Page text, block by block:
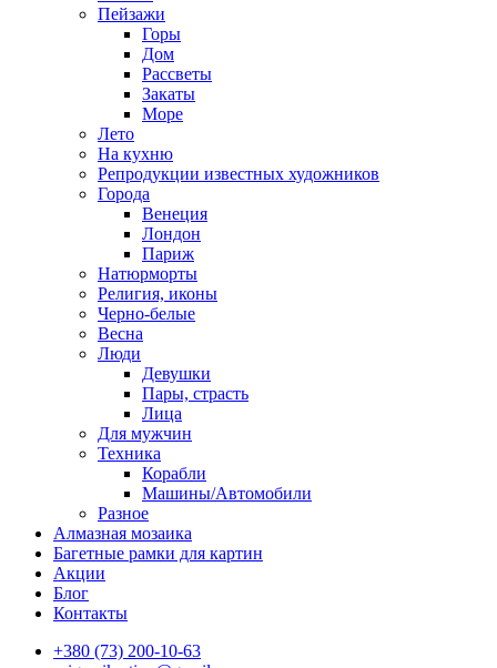
Пейзажи
Горы
Дом
Рассветы
Закаты
Море
Лето
На кухню
Репродукции известных художников
Города
Венеция
Лондон
Париж
Натюрморты
Религия, иконы
Черно-белые
Весна
Люди
Девушки
Пары, страсть
Лица
Для мужчин
Техника
Корабли
Машины/Автомобили
Разное
Алмазная мозаика
Багетные рамки для картин
Акции
Блог
Контакты
+380 (73) 200-10-63